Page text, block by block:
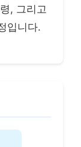
, 그리고
입니다.